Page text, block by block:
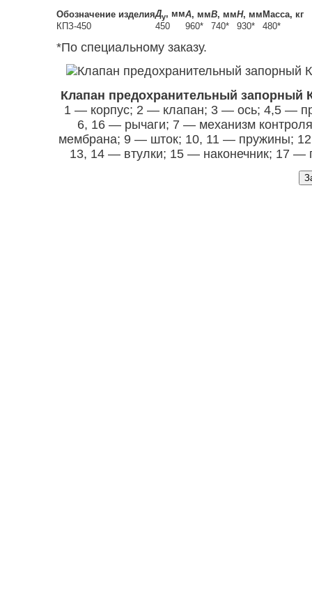
Обозначение изделияДу, ммА, ммВ, ммН, мм Масса, кг
КПЗ-450
450 960* 740* 930* 480*
*По специальному заказу.
Клапан предохранительный запорный
1 — корпус; 2 — клапан; 3 — ось; 4,5 —
6, 16 — рычаги; 7 — механизм
мембрана; 9 — шток; 10, 11 — пружины;
13, 14 — втулки; 15 — наконечник; 17 —